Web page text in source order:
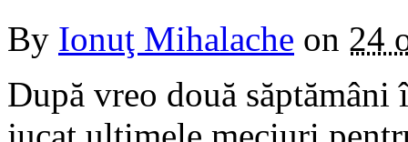
By Ionuţ Mihalache on 24
După vreo două